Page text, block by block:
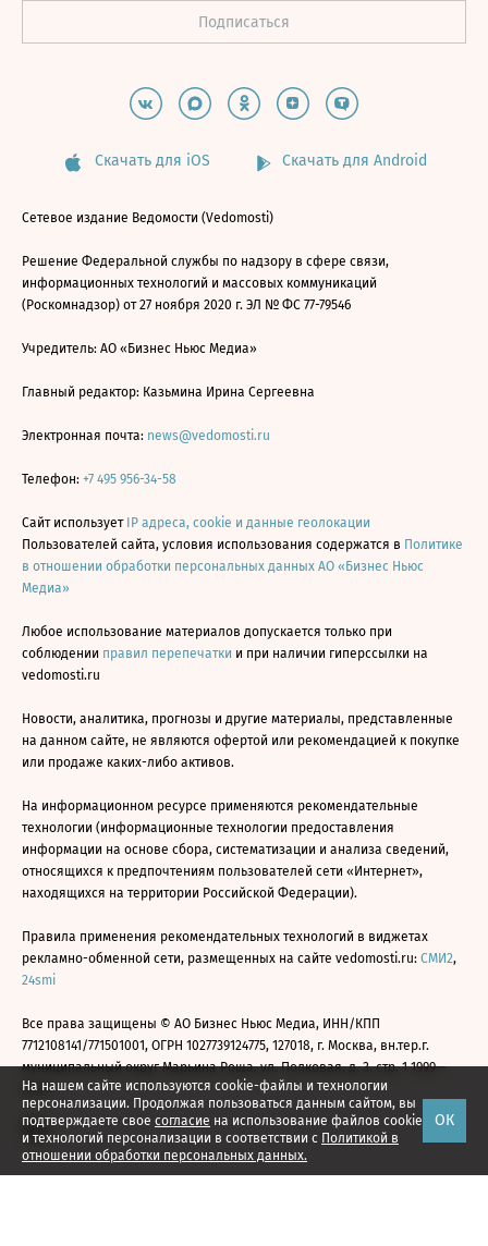
На нашем сайте используются cookie-файлы и технологии
персонализации. Продолжая пользоваться данным сайтом, вы
подтверждаете свое согласие на использование файлов cookie
и технологий персонализации в соответствии с Политикой в
отношении обработки персональных данных.
ОК
Скачать для iOS Скачать для Android
Сетевое издание Ведомости (Vedomosti)
Решение Федеральной службы по надзору в сфере связи,
информационных технологий и массовых коммуникаций
(Роскомнадзор) от 27 ноября 2020 г. ЭЛ № ФС 77-79546
Учредитель: АО «Бизнес Ньюс Медиа»
Главный редактор: Казьмина Ирина Сергеевна
Электронная почта: news@vedomosti.ru
Телефон: +7 495 956-34-58
Сайт использует IP адреса, cookie и данные геолокации
Пользователей сайта, условия использования содержатся в Политике
в отношении обработки персональных данных АО «Бизнес Ньюс
Медиа»
Любое использование материалов допускается только при
соблюдении правил перепечатки и при наличии гиперссылки на
vedomosti.ru
Новости, аналитика, прогнозы и другие материалы, представленные
на данном сайте, не являются офертой или рекомендацией к покупке
или продаже каких-либо активов.
На информационном ресурсе применяются рекомендательные
технологии (информационные технологии предоставления
информации на основе сбора, систематизации и анализа сведений,
относящихся к предпочтениям пользователей сети «Интернет»,
находящихся на территории Российской Федерации).
Правила применения рекомендательных технологий в виджетах
рекламно-обменной сети, размещенных на сайте vedomosti.ru: СМИ2,
24smi
Все права защищены © АО Бизнес Ньюс Медиа, ИНН/КПП
7712108141/771501001, ОГРН 1027739124775, 127018, г. Москва, вн.тер.г.
муниципальный округ Марьина Роща, ул. Полковая, д. 3, стр. 1 1999—
2026